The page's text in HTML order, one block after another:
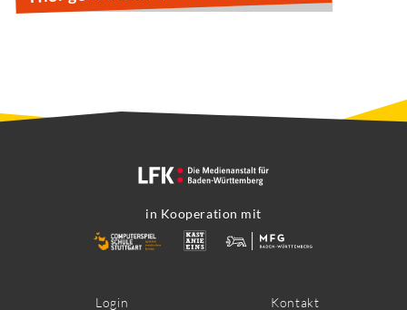
in Kooperation mit
Login Kontakt